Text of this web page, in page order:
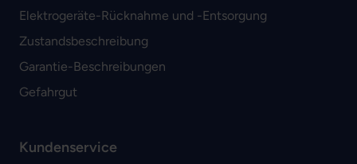
Elektrogeräte-Rücknahme und -Entsorgung
Zustandsbeschreibung
Garantie-Beschreibungen
Gefahrgut
Kundenservice